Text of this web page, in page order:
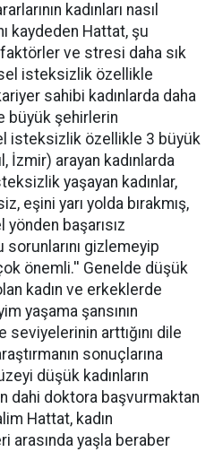
kadınları nasıl
kaydeden Hattat, şu
ve stresi daha sık
isteksizlik özellikle
sahibi kadınlarda daha
büyük şehirlerin
isteksizlik özellikle 3 büyük
İzmir) arayan kadınlarda
yaşayan kadınlar,
eşini yarı yolda bırakmış,
yönden başarısız
gizlemeyip
önemli.'' Genelde düşük
kadın ve erkeklerde
yaşama şansının
seviyelerinin arttığını dile
sonuçlarına
düşük kadınların
dahi doktora başvurmaktan
Hattat, kadın
arasında yaşla beraber